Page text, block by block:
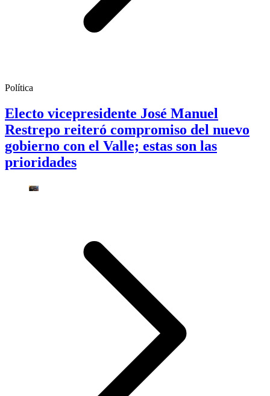
Política
Electo vicepresidente José Manuel
Restrepo reiteró compromiso del nuevo
gobierno con el Valle; estas son las
prioridades